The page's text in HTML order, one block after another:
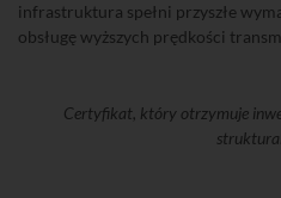
infrastruktura spełni przyszłe
obsługę wyższych prędkości
Certyfikat, który otrzymuje